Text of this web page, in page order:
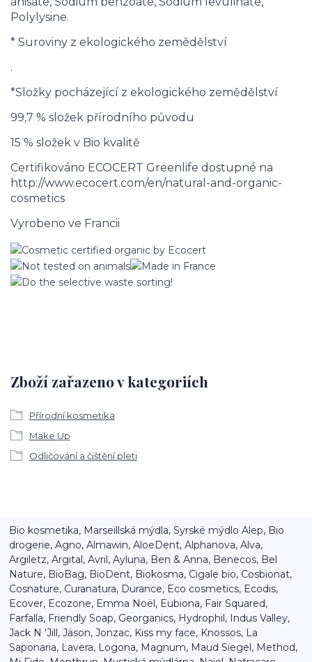
Polylysine.
* Suroviny z ekologického zemědělství
.
*Složky pocházející z ekologického zemědělství
99,7 % složek přírodního původu
15 % složek v Bio kvalitě
Certifikováno ECOCERT Greenlife dostupné na
http://www.ecocert.com/en/natural-and-organic-
cosmetics
Vyrobeno ve Francii
Zboží zařazeno v kategoriích
Přírodní kosmetika
Make Up
Odličování a čištění pleti
Bio kosmetika, Marseillská mýdla, Syrské mýdlo Alep, Bio
drogerie, Agno, Almawin, AloeDent, Alphanova, Alva,
Argiletz, Argital, Avril, Ayluna, Ben & Anna, Benecos, Bel
Nature, BioBag, BioDent, Biokosma, Cigale bio, Cosbionat,
Cosnature, Curanatura, Durance, Eco cosmetics, Ecodis,
Ecover, Ecozone, Emma Noël, Eubiona, Fair Squared,
Farfalla, Friendly Soap, Georganics, Hydrophil, Indus Valley,
Jack N 'Jill, Jäson, Jonzac, Kiss my face, Knossos, La
Saponaria, Lavera, Logona, Magnum, Maud Siegel, Method,